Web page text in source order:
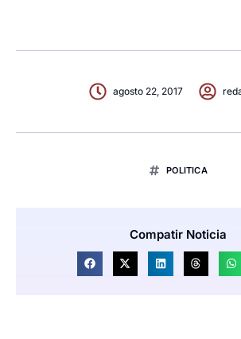
agosto 22, 2017
POLITICA
Compatir Noticia